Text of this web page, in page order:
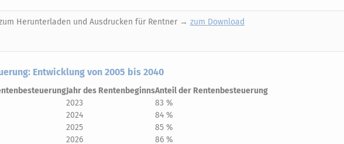
Herunterladen und Ausdrucken für Rentner → zum Download
Entwicklung von 2005 bis 2040
Jahr des RentenbeginnsAnteil der Rentenbesteuerung
2023
83 %
2024
84 %
2025
85 %
2026
86 %